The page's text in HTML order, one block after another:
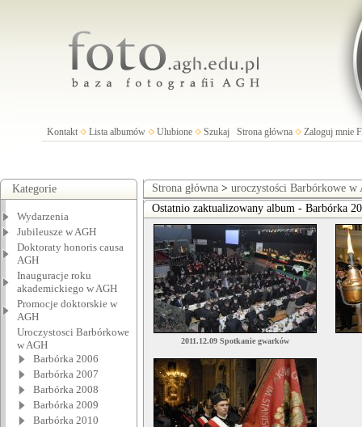
Kontakt Lista albumów Ulubione Szukaj Strona główna Zaloguj mnie
Kategorie
Wydarzenia
Jubileusze w AGH
Doktoraty honoris causa
AGH
Inauguracje roku
akademickiego w AGH
Promocje doktorskie w
AGH
Uroczystosci Barbórkowe
w AGH
Barbórka 2006
Barbórka 2007
Barbórka 2008
Barbórka 2009
Barbórka 2010
Strona główna > uroczystości Barbórkowe w
Ostatnio zaktualizowany album - Barbórka
2011.12.09 Spotkanie gwarków